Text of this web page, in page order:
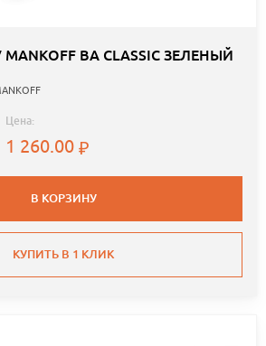
BA CLASSIC ЗЕЛЕНЫЙ
Цена:
1 260.00
В КОРЗИНУ
КУПИТЬ В 1 КЛИК